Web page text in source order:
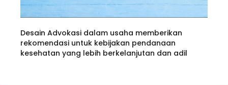
Desain Advokasi dalam usaha memberikan
rekomendasi untuk kebijakan pendanaan
kesehatan yang lebih berkelanjutan dan adil